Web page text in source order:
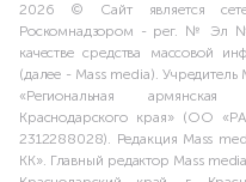
2026 © Сайт является
Роскомнадзором - рег. № Эл
качестве средства массовой
(далее - Mass media).
«Региональная армянская
Краснодарского края» (ОО
2312288028). Редакция Mass
КК». Главный редактор Mass